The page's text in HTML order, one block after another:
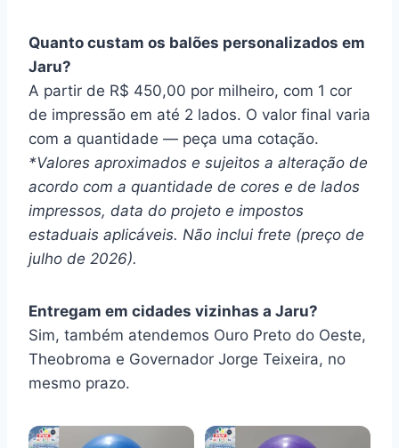
Quanto custam os balões personalizados em
Jaru?
A partir de R$ 450,00 por milheiro, com 1 cor
de impressão em até 2 lados. O valor final varia
com a quantidade — peça uma cotação.
*Valores aproximados e sujeitos a alteração de
acordo com a quantidade de cores e de lados
impressos, data do projeto e impostos
estaduais aplicáveis. Não inclui frete (preço de
julho de 2026).
Entregam em cidades vizinhas a Jaru?
Sim, também atendemos Ouro Preto do Oeste,
Theobroma e Governador Jorge Teixeira, no
mesmo prazo.